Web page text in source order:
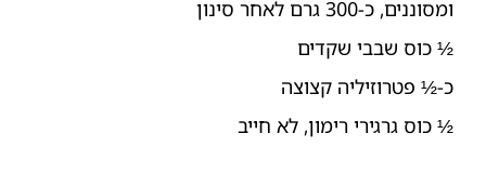
ומסוננים, כ-300 גרם לאחר סינון
½ כוס שבבי שקדים
כ-½ פטרוזיליה קצוצה
½ כוס גרגירי רימון, לא חייב